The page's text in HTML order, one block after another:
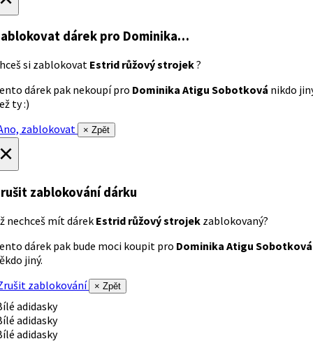
dárek pro Dominika…
si zablokovat Estrid růžový strojek?
dárek pak nekoupí pro Dominika Atigu Sobotková nikdo
ty :)
zablokovat
× Zpět
zablokování dárku
nechceš mít dárek Estrid růžový strojek zablokovaný?
dárek pak bude moci koupit pro Dominika Atigu Sobotková
jiný.
zablokování
× Zpět